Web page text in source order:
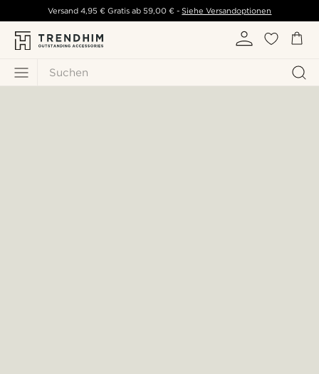
Suchen
Versand 4,95 € Gratis ab 59,00 € - Siehe Versandoptionen